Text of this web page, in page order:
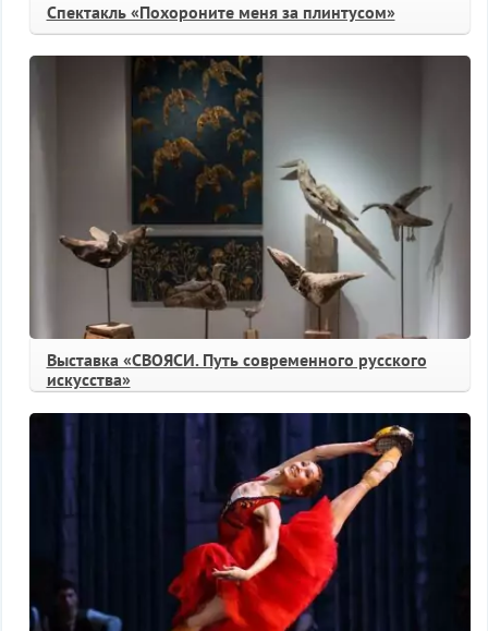
Спектакль «Похороните меня за плинтусом»
Выставка «СВОЯСИ. Путь современного русского
искусства»